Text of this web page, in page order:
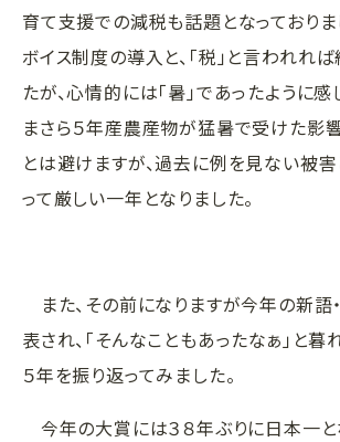
育て支援での減税も話題となっておりま
ボイス制度の導入と、「税」と言われれ
たが、心情的には「暑」であったように感
まさら５年産農産物が猛暑で受けた影
とは避けますが、過去に例を見ない被害
って厳しい一年となりました。
また、その前になりますが今年の新語
表され、「そんなこともあったなぁ」と暮
５年を振り返ってみました。
今年の大賞には３８年ぶりに日本一